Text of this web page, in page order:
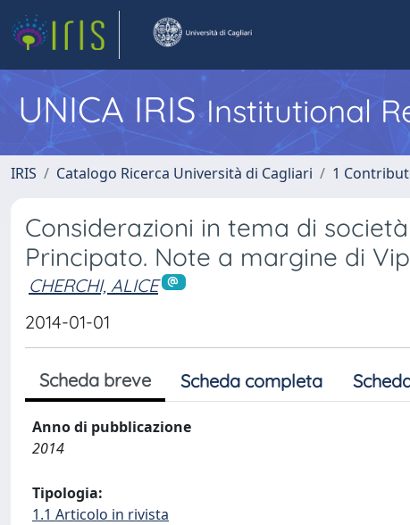
UNICA IRISInstitutional
IRIS Catalogo Ricerca Università di Cagliari 1
Considerazioni in tema di
Principato. Note a margine di
CHERCHI, ALICE
2014-01-01
Scheda breve Scheda completa
Anno di pubblicazione
2014
Tipologia:
1.1 Articolo in rivista